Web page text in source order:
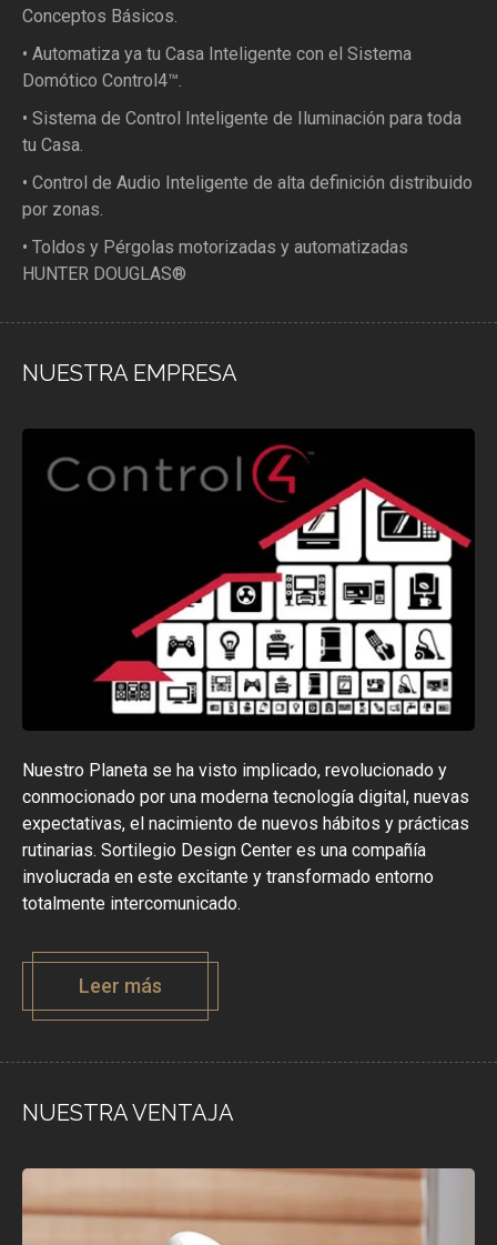
Conceptos Básicos.
• Automatiza ya tu Casa Inteligente con el Sistema
Domótico Control4™.
• Sistema de Control Inteligente de Iluminación para toda
tu Casa.
• Control de Audio Inteligente de alta definición distribuido
por zonas.
• Toldos y Pérgolas motorizadas y automatizadas
HUNTER DOUGLAS®
NUESTRA EMPRESA
Nuestro Planeta se ha visto implicado, revolucionado y
conmocionado por una moderna tecnología digital, nuevas
expectativas, el nacimiento de nuevos hábitos y prácticas
rutinarias. Sortilegio Design Center es una compañía
involucrada en este excitante y transformado entorno
totalmente intercomunicado.
Leer más
NUESTRA VENTAJA